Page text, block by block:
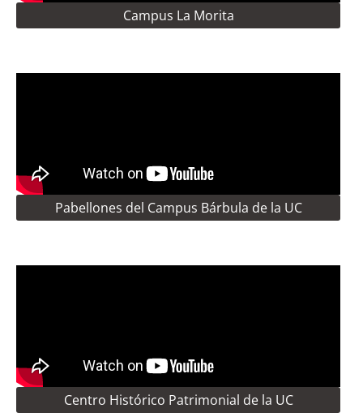
Campus La Morita
Pabellones del Campus Bárbula de la UC
Centro Histórico Patrimonial de la UC